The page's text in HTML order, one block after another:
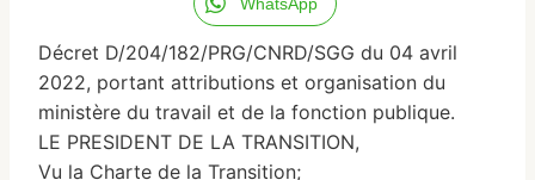
Décret D/204/182/PRG/CNRD/SGG du 04 avril
2022, portant attributions et organisation du
ministère du travail et de la fonction publique.
LE PRESIDENT DE LA TRANSITION,
Vu la Charte de la Transition;